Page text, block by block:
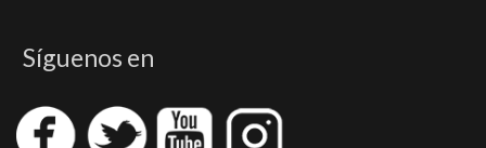
Síguenos en